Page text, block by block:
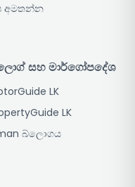
අමතන්න
සහ මාර්ගෝපදේශ
LK
LK
බ්ලොගය